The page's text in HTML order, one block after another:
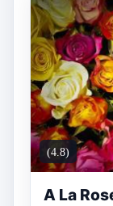
(4.8)
A La